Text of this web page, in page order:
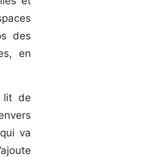
des
en
lit de
va